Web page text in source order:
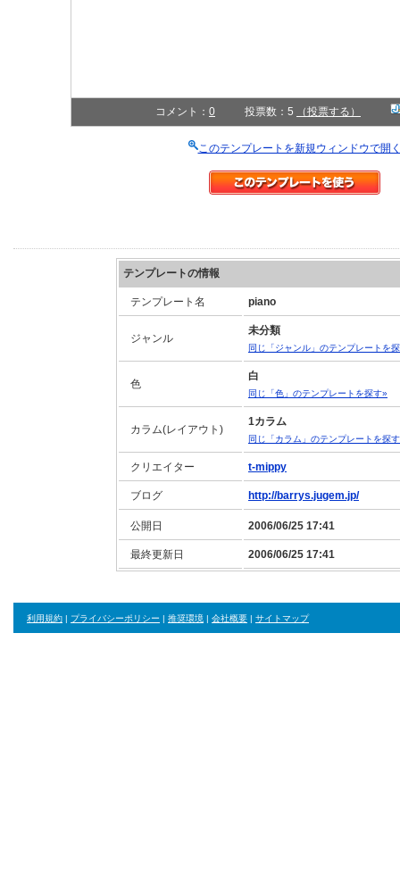
コメント： 0 投票数：5 （投票する）
このテンプレートを新規ウィンドウで開
テンプレートの情報
テンプレート名 piano
ジャンル
未分類
同じ「ジャンル」のテンプレートを
色
白
同じ「色」のテンプレートを探す»
カラム(レイアウト)
1カラム
同じ「カラム」のテンプレートを探
クリエイター t-mippy
ブログ http://barrys.jugem.jp/
公開日 2006/06/25 17:41
最終更新日 2006/06/25 17:41
利用規約 | プライバシーポリシー | 推奨環境 | 会社概要 | サイトマップ